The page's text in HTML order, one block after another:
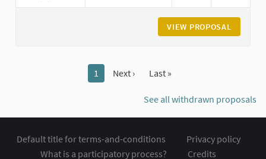
VIEW PROPOSAL
1 Next › Last »
See all withdrawn proposals
Default title for terms-and-conditions
Privacy policy
What is a participatory process?
Credits